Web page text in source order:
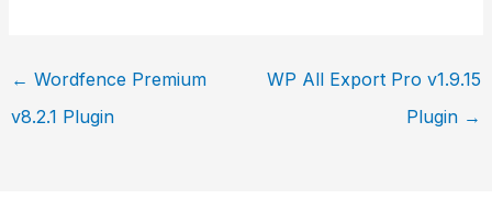
← Wordfence Premium
v8.2.1 Plugin
WP All Export Pro v1.9.15
Plugin →